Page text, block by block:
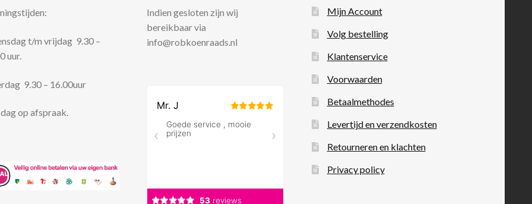
t/m vrijdag 9.30 –
uur.
9.30 – 16.00uur
op afspraak.
Indien gesloten zijn wij
bereikbaar via
info@robkoenraads.nl
Mijn Account
Volg bestelling
Klantenservice
Voorwaarden
Betaalmethodes
Levertijd en verzendkosten
Retourneren en klachten
Privacy policy